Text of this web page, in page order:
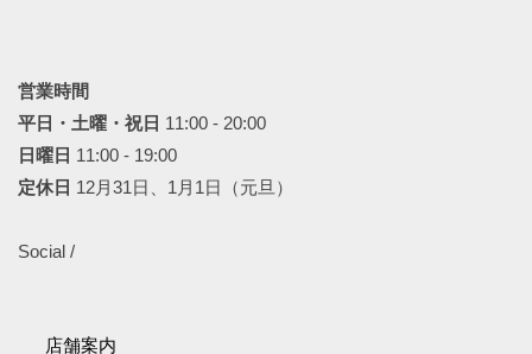
営業時間
平日・土曜・祝日 11:00 - 20:00
日曜日 11:00 - 19:00
定休日 12月31日、1月1日（元旦）
Social /
店舗案内